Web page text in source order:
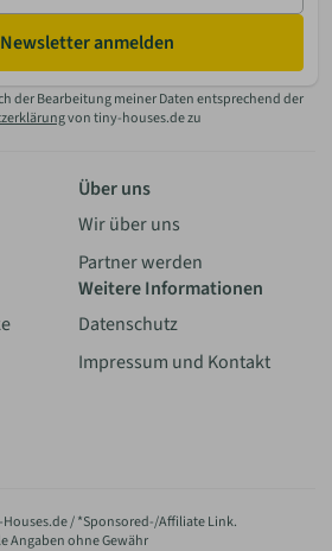
anmelden
der Bearbeitung meiner Daten entsprechend der
von tiny-houses.de zu
Über uns
Wir über uns
Partner werden
Weitere Informationen
Datenschutz
Impressum und Kontakt
/ *Sponsored-/Affiliate Link.
Angaben ohne Gewähr